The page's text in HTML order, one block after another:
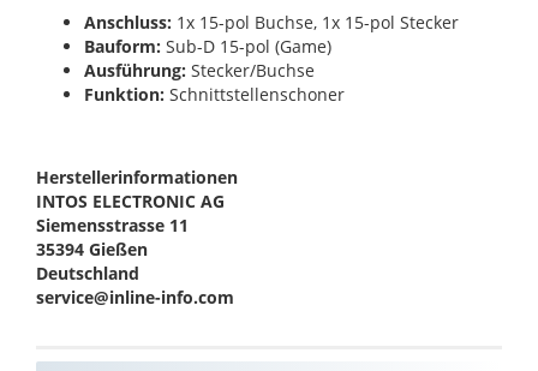
Anschluss: 1x 15-pol Buchse, 1x 15-pol Stecker
Bauform: Sub-D 15-pol (Game)
Ausführung: Stecker/Buchse
Funktion: Schnittstellenschoner
Herstellerinformationen
INTOS ELECTRONIC AG
Siemensstrasse 11
35394 Gießen
Deutschland
service@inline-info.com